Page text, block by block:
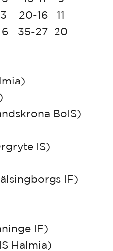
16 11
35-27 20
BoIS)
IS)
IF)
IF)
Halmia)